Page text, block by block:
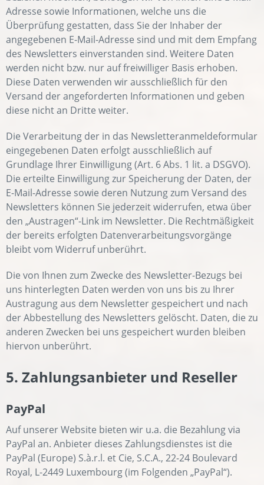
Adresse sowie Informationen, welche uns die
Überprüfung gestatten, dass Sie der Inhaber der
angegebenen E-Mail-Adresse sind und mit dem Empfang
des Newsletters einverstanden sind. Weitere Daten
werden nicht bzw. nur auf freiwilliger Basis erhoben.
Diese Daten verwenden wir ausschließlich für den
Versand der angeforderten Informationen und geben
diese nicht an Dritte weiter.
Die Verarbeitung der in das Newsletteranmeldeformular
eingegebenen Daten erfolgt ausschließlich auf
Grundlage Ihrer Einwilligung (Art. 6 Abs. 1 lit. a DSGVO).
Die erteilte Einwilligung zur Speicherung der Daten, der
E-Mail-Adresse sowie deren Nutzung zum Versand des
Newsletters können Sie jederzeit widerrufen, etwa über
den „Austragen“-Link im Newsletter. Die Rechtmäßigkeit
der bereits erfolgten Datenverarbeitungsvorgänge
bleibt vom Widerruf unberührt.
Die von Ihnen zum Zwecke des Newsletter-Bezugs bei
uns hinterlegten Daten werden von uns bis zu Ihrer
Austragung aus dem Newsletter gespeichert und nach
der Abbestellung des Newsletters gelöscht. Daten, die zu
anderen Zwecken bei uns gespeichert wurden bleiben
hiervon unberührt.
5. Zahlungsanbieter und Reseller
PayPal
Auf unserer Website bieten wir u.a. die Bezahlung via
PayPal an. Anbieter dieses Zahlungsdienstes ist die
PayPal (Europe) S.à.r.l. et Cie, S.C.A., 22-24 Boulevard
Royal, L-2449 Luxembourg (im Folgenden „PayPal“).